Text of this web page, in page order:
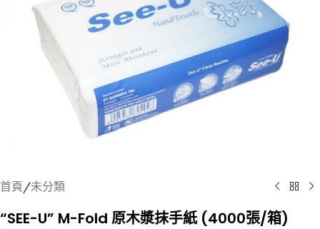
首頁 /未分類
“SEE-U” M-Fold 原木漿抹手紙 (4000張/箱)